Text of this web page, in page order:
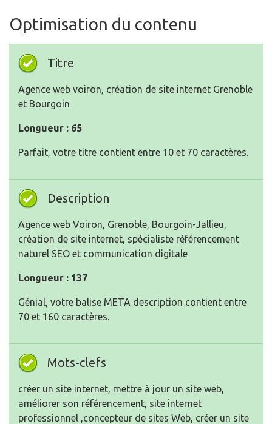
Optimisation du contenu
Titre
Agence web voiron, création de site internet Grenoble
et Bourgoin
Longueur : 65
Parfait, votre titre contient entre 10 et 70 caractères.
Description
Agence web Voiron, Grenoble, Bourgoin-Jallieu,
création de site internet, spécialiste référencement
naturel SEO et communication digitale
Longueur : 137
Génial, votre balise META description contient entre
70 et 160 caractères.
Mots-clefs
créer un site internet, mettre à jour un site web,
améliorer son référencement, site internet
professionnel ,concepteur de sites Web, créer un site